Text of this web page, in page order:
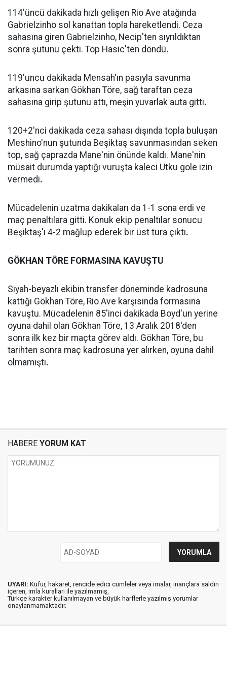
114'üncü dakikada hızlı gelişen Rio Ave atağında
Gabrielzinho sol kanattan topla hareketlendi. Ceza
sahasına giren Gabrielzinho, Necip'ten sıyrıldıktan
sonra şutunu çekti. Top Hasic'ten döndü.
119'uncu dakikada Mensah'ın pasıyla savunma
arkasına sarkan Gökhan Töre, sağ taraftan ceza
sahasına girip şutunu attı, meşin yuvarlak auta gitti.
120+2'nci dakikada ceza sahası dışında topla buluşan
Meshino'nun şutunda Beşiktaş savunmasından seken
top, sağ çaprazda Mane'nin önünde kaldı. Mane'nin
müsait durumda yaptığı vuruşta kaleci Utku gole izin
vermedi.
Mücadelenin uzatma dakikaları da 1-1 sona erdi ve
maç penaltılara gitti. Konuk ekip penaltılar sonucu
Beşiktaş'ı 4-2 mağlup ederek bir üst tura çıktı.
GÖKHAN TÖRE FORMASINA KAVUŞTU
Siyah-beyazlı ekibin transfer döneminde kadrosuna
kattığı Gökhan Töre, Rio Ave karşısında formasına
kavuştu. Mücadelenin 85'inci dakikada Boyd'un yerine
oyuna dahil olan Gökhan Töre, 13 Aralık 2018'den
sonra ilk kez bir maçta görev aldı. Gökhan Töre, bu
tarihten sonra maç kadrosuna yer alırken, oyuna dahil
olmamıştı.
HABERE YORUM KAT
UYARI: Küfür, hakaret, rencide edici cümleler veya imalar, inançlara saldırı
içeren, imla kuralları ile yazılmamış,
Türkçe karakter kullanılmayan ve büyük harflerle yazılmış yorumlar
onaylanmamaktadır.